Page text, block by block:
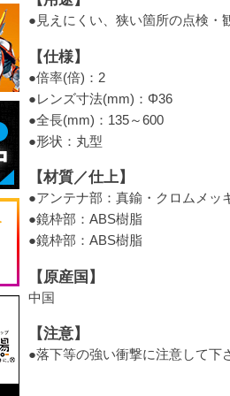
●見えにくい、狭い箇所の点検・
【仕様】
●倍率(倍)：2
●レンズ寸法(mm)：Φ36
●全長(mm)：135～600
●形状：丸型
【材質／仕上】
●アンテナ部：真鍮・クロムメッ
●鏡枠部：ABS樹脂
●鏡枠部：ABS樹脂
【原産国】
中国
【注意】
●落下等の強い衝撃に注意して下